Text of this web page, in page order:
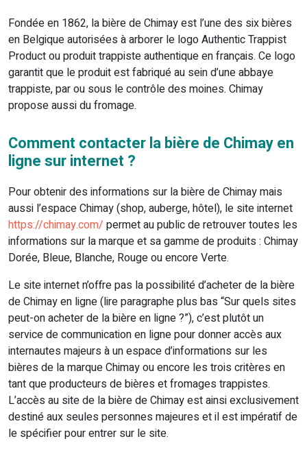
Fondée en 1862, la bière de Chimay est l’une des six bières
en Belgique autorisées à arborer le logo Authentic Trappist
Product ou produit trappiste authentique en français. Ce logo
garantit que le produit est fabriqué au sein d’une abbaye
trappiste, par ou sous le contrôle des moines. Chimay
propose aussi du fromage.
Comment contacter la bière de Chimay en
ligne sur internet ?
Pour obtenir des informations sur la bière de Chimay mais
aussi l’espace Chimay (shop, auberge, hôtel), le site internet
https://chimay.com/ permet au public de retrouver toutes les
informations sur la marque et sa gamme de produits : Chimay
Dorée, Bleue, Blanche, Rouge ou encore Verte.
Le site internet n’offre pas la possibilité d’acheter de la bière
de Chimay en ligne (lire paragraphe plus bas “Sur quels sites
peut-on acheter de la bière en ligne ?”), c’est plutôt un
service de communication en ligne pour donner accès aux
internautes majeurs à un espace d’informations sur les
bières de la marque Chimay ou encore les trois critères en
tant que producteurs de bières et fromages trappistes.
L’accès au site de la bière de Chimay est ainsi exclusivement
destiné aux seules personnes majeures et il est impératif de
le spécifier pour entrer sur le site.